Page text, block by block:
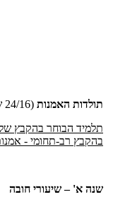
תולדות האמנות (24/16 ש"ס)
תלמיד הבוחר בהקבץ של
בהקבץ רב-תחומי -
שנה א' – שיעורי חובה